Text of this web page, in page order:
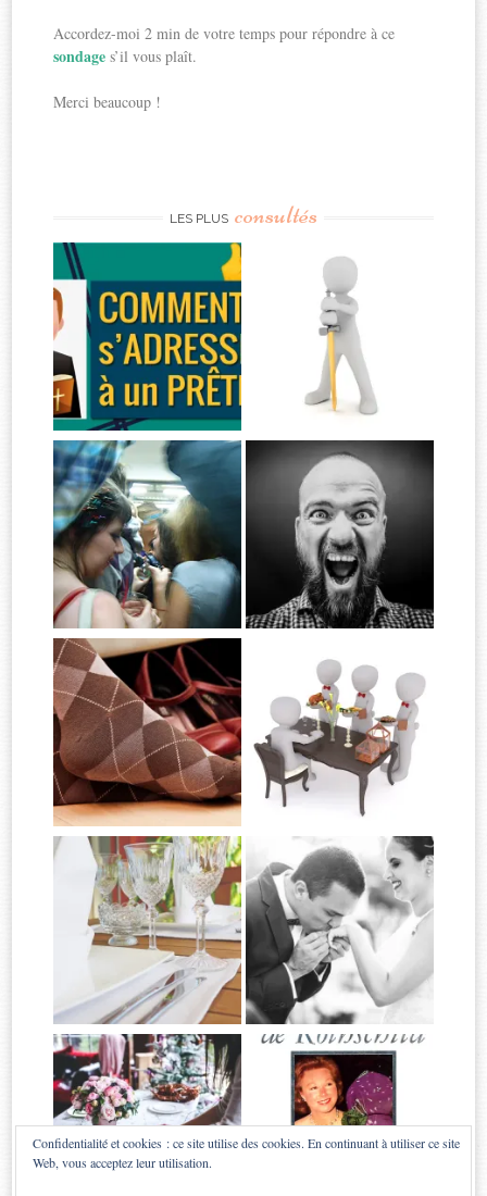
Accordez-moi 2 min de votre temps pour répondre à ce
sondages’il vous plaît.
Merci beaucoup !
LES PLUS consultés
Confidentialité et cookies : ce site utilise des cookies. En continuant à utiliser ce site
Web, vous acceptez leur utilisation.